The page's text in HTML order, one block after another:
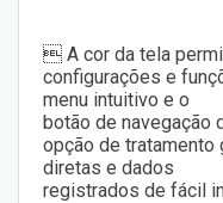
 A cor da tela
configurações e
menu intuitivo e o
botão de navegação
opção de tratamento
diretas e dados
registrados de fácil